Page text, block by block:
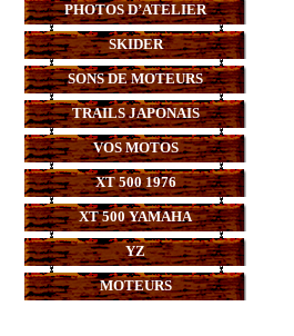
PHOTOS D’ATELIER
SKIDER
SONS DE MOTEURS
TRAILS JAPONAIS
VOS MOTOS
XT 500 1976
XT 500 YAMAHA
YZ
MOTEURS